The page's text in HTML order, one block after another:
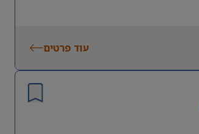
עוד פרטים